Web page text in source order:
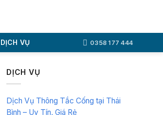
DỊCH VỤ 0358 177 444
DỊCH VỤ
Dịch Vụ Thông Tắc Cống tại Thái
Bình – Uy Tín, Giá Rẻ